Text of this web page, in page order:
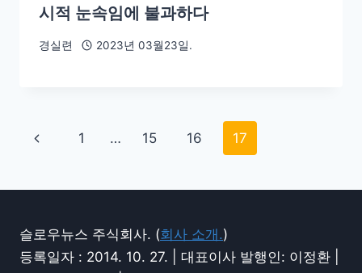
시적 눈속임에 불과하다
경실련 2023년 03월23일.
1 … 15 16 17
슬로우뉴스 주식회사. (회사 소개.)
등록일자 : 2014. 10. 27. | 대표이사 발행인: 이정환 |